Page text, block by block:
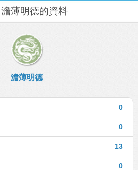
澹薄明德的資料
澹薄明德
0
0
13
0